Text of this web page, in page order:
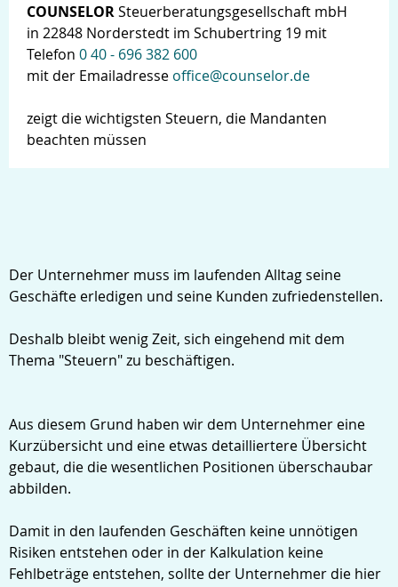
COUNSELORSteuerberatungsgesellschaft mbH
in 22848 Norderstedt im Schubertring 19 mit
Telefon 0 40 - 696 382 600
mit der Emailadresse office@counselor.de
zeigt die wichtigsten Steuern, die Mandanten
beachten müssen
Der Unternehmer muss im laufenden Alltag seine
Geschäfte erledigen und seine Kunden zufriedenstellen.
Deshalb bleibt wenig Zeit, sich eingehend mit dem
Thema "Steuern" zu beschäftigen.
Aus diesem Grund haben wir dem Unternehmer eine
Kurzübersicht und eine etwas detailliertere Übersicht
gebaut, die die wesentlichen Positionen überschaubar
abbilden.
Damit in den laufenden Geschäften keine unnötigen
Risiken entstehen oder in der Kalkulation keine
Fehlbeträge entstehen, sollte der Unternehmer die hier
Login